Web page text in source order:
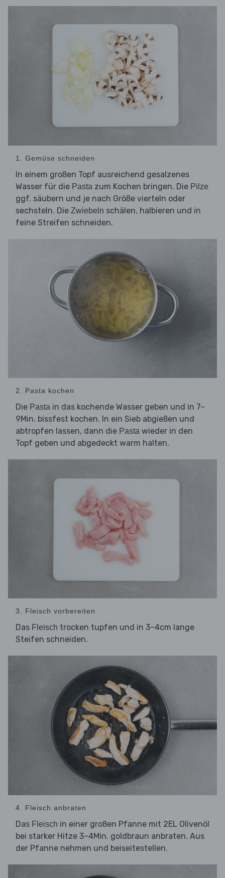
1. Gemüse schneiden
In einem großen Topf ausreichend gesalzenes
Wasser für die Pasta zum Kochen bringen. Die Pilze
ggf. säubern und je nach Größe vierteln oder
sechsteln. Die Zwiebeln schälen, halbieren und in
feine Streifen schneiden.
2. Pasta kochen
Die Pasta in das kochende Wasser geben und in 7–
9Min. bissfest kochen. In ein Sieb abgießen und
abtropfen lassen, dann die Pasta wieder in den
Topf geben und abgedeckt warm halten.
3. Fleisch vorbereiten
Das Fleisch trocken tupfen und in 3–4cm lange
Steifen schneiden.
4. Fleisch anbraten
Das Fleisch in einer großen Pfanne mit 2EL Olivenöl
bei starker Hitze 3–4Min. goldbraun anbraten. Aus
der Pfanne nehmen und beiseitestellen.